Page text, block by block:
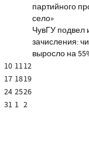
партийного
село»
ЧувГУ подвел
зачисления:
выросло на
10 1112
17 1819
24 2526
31 1 2